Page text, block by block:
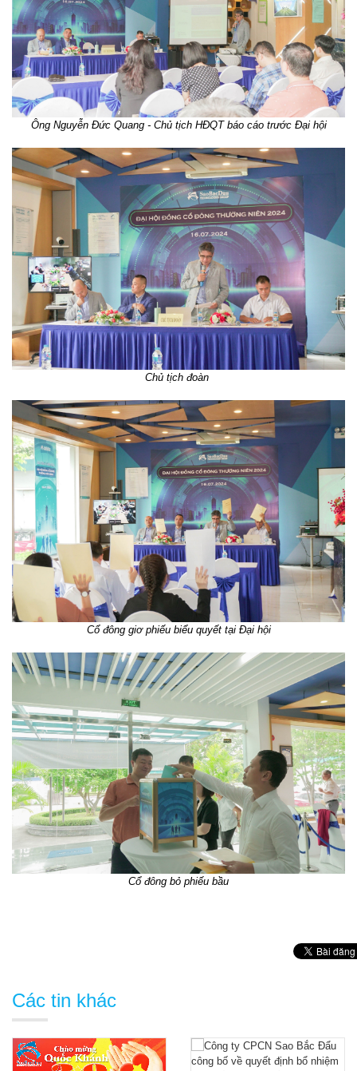
Ông Nguyễn Đức Quang - Chủ tịch HĐQT báo cáo trước Đại hội
Chủ tịch đoàn
Cổ đông giơ phiếu biểu quyết tại Đại hội
Cổ đông bỏ phiếu bầu
Các tin khác